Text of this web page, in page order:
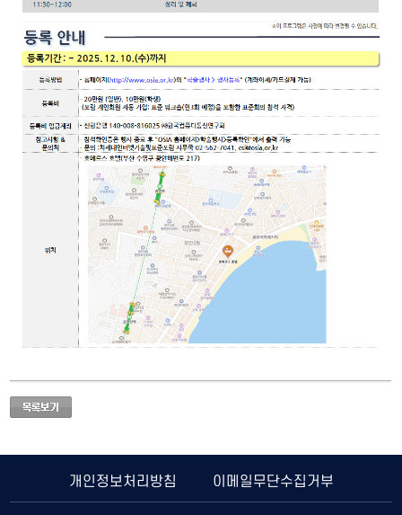
개인정보처리방침 이메일무단수집거부